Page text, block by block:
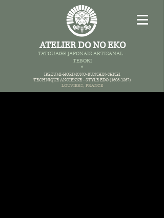
ATELIER DO NO EKO
TATOUAGE JAPONAIS ARTISANAL -
TEBORI
*
IREZUMI-HORIMONO-BUNSHIN-SHISEI
TECHNIQUE ANCIENNE -STYLE EDO(1603-1867)
LOUVIERS, FRANCE